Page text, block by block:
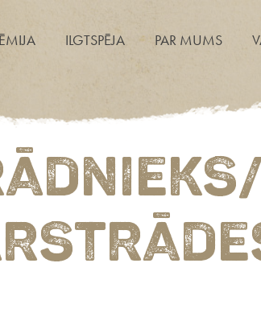
ILGTSPĒJA PAR MUMS